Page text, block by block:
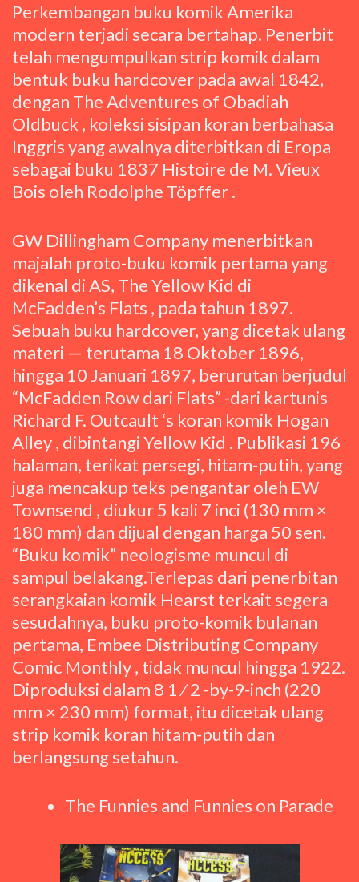
Perkembangan buku komik Amerika
modern terjadi secara bertahap. Penerbit
telah mengumpulkan strip komik dalam
bentuk buku hardcover pada awal 1842,
dengan The Adventures of Obadiah
Oldbuck , koleksi sisipan koran berbahasa
Inggris yang awalnya diterbitkan di Eropa
sebagai buku 1837 Histoire de M. Vieux
Bois oleh Rodolphe Töpffer .
GW Dillingham Company menerbitkan
majalah proto-buku komik pertama yang
dikenal di AS, The Yellow Kid di
McFadden’s Flats , pada tahun 1897.
Sebuah buku hardcover, yang dicetak ulang
materi — terutama 18 Oktober 1896,
hingga 10 Januari 1897, berurutan berjudul
“McFadden Row dari Flats” -dari kartunis
Richard F. Outcault ‘s koran komik Hogan
Alley , dibintangi Yellow Kid . Publikasi 196
halaman, terikat persegi, hitam-putih, yang
juga mencakup teks pengantar oleh EW
Townsend , diukur 5 kali 7 inci (130 mm ×
180 mm) dan dijual dengan harga 50 sen.
“Buku komik” neologisme muncul di
sampul belakang.Terlepas dari penerbitan
serangkaian komik Hearst terkait segera
sesudahnya, buku proto-komik bulanan
pertama, Embee Distributing Company
Comic Monthly , tidak muncul hingga 1922.
Diproduksi dalam 8 1 ⁄ 2 -by-9-inch (220
mm × 230 mm) format, itu dicetak ulang
strip komik koran hitam-putih dan
berlangsung setahun.
The Funnies and Funnies on Parade